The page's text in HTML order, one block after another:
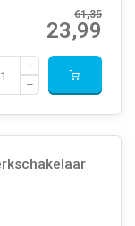
61,35
23,99